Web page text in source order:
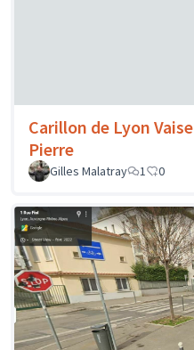
Carillon de Lyon
Pierre
Gilles Malatray
1 0